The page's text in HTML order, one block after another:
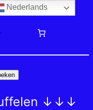
↓↓↓
Nederlands